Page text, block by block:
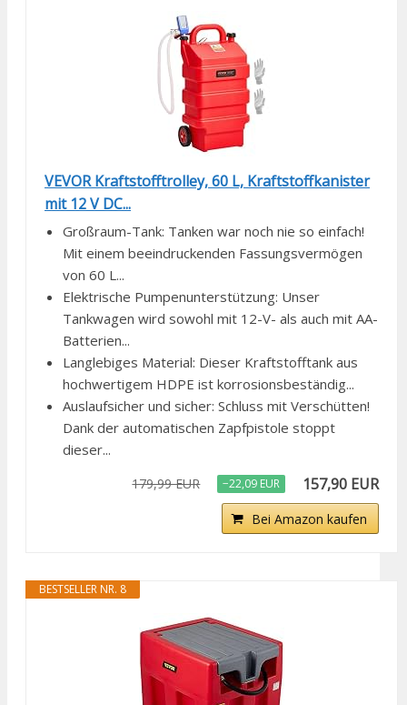
VEVOR Kraftstofftrolley, 60 L, Kraftstoffkanister
mit 12 V DC...
Großraum-Tank: Tanken war noch nie so einfach!
Mit einem beeindruckenden Fassungsvermögen
von 60 L...
Elektrische Pumpenunterstützung: Unser
Tankwagen wird sowohl mit 12-V- als auch mit AA-
Batterien...
Langlebiges Material: Dieser Kraftstofftank aus
hochwertigem HDPE ist korrosionsbeständig...
Auslaufsicher und sicher: Schluss mit Verschütten!
Dank der automatischen Zapfpistole stoppt
dieser...
179,99 EUR −22,09 EUR 157,90 EUR
Bei Amazon kaufen
BESTSELLER NR. 8